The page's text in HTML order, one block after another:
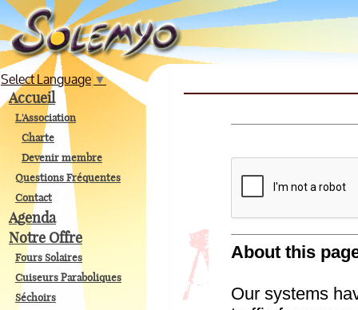
Select Language▼
Accueil
L'Association
Charte
Devenir membre
Questions Fréquentes
Contact
Agenda
Notre Offre
Fours Solaires
Cuiseurs Paraboliques
Séchoirs